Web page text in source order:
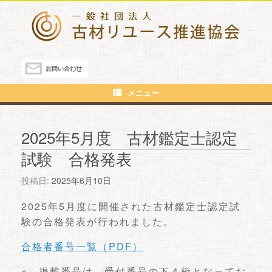
メニュー
2025年5月度 古材鑑定士認定
試験 合格発表
投稿日: 2025年6月10日
2025年5月度に開催された古材鑑定士認定試
験の合格発表が行われました。
合格者番号一覧（PDF）